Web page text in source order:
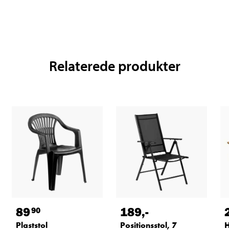
Relaterede produkter
8990
Plaststol
189,-
Positionsstol, 7